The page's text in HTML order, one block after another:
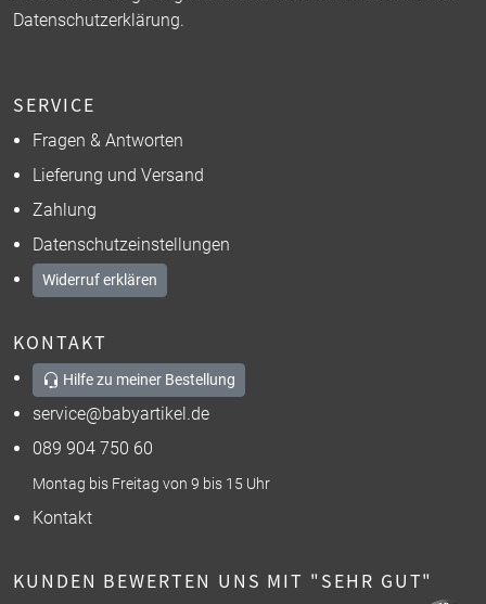
Datenschutzerklärung.
SERVICE
Fragen & Antworten
Lieferung und Versand
Zahlung
Datenschutzeinstellungen
Widerruf erklären
KONTAKT
Hilfe zu meiner Bestellung
service@babyartikel.de
089 904 750 60
Montag bis Freitag von 9 bis 15 Uhr
Kontakt
KUNDEN BEWERTEN UNS MIT "SEHR GUT"